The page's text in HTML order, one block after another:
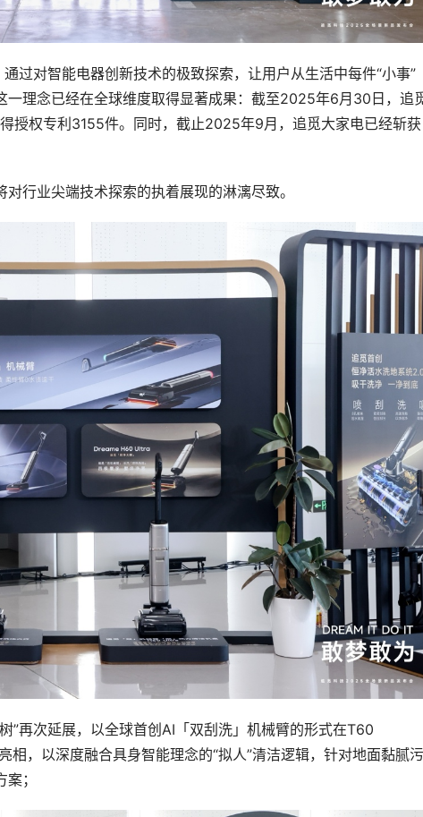
过对智能电器创新技术的极致探索，让用户从生活中每件“小事”
一理念已经在全球维度取得显著成果：截至2025年6月30日，追
授权专利3155件。同时，截止2025年9月，追觅大家电已经斩获
行业尖端技术探索的执着展现的淋漓尽致。
”再次延展，以全球首创AI「双刮洗」机械臂的形式在T60
，以深度融合具身智能理念的“拟人”清洁逻辑，针对地面黏腻污
；